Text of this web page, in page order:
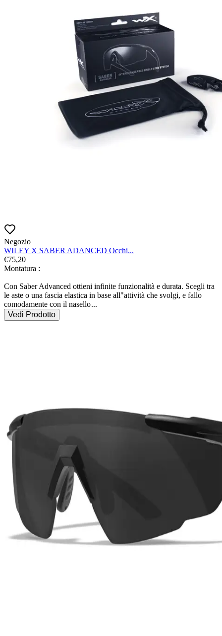
Negozio
WILEY X SABER ADANCED Occhi...
€75,20
Montatura :
Con Saber Advanced ottieni infinite funzionalità e durata. Scegli tra
le aste o una fascia elastica in base all"attività che svolgi, e fallo
comodamente con il nasello...
Vedi Prodotto